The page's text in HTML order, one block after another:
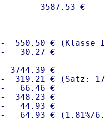
550.50 € (Klasse I)
30.27 €
€
-  319.21 € (Satz:
-   66.46 €
348.23 €
44.93 €
64.93 € ( 1.81%/